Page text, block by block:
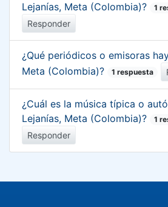
Lejanías, Meta (Colombia)?
1
Responder
¿Qué periódicos o emisoras
Meta (Colombia)?
1 respuesta
¿Cuál es la música típica o
Lejanías, Meta (Colombia)?
1
Responder